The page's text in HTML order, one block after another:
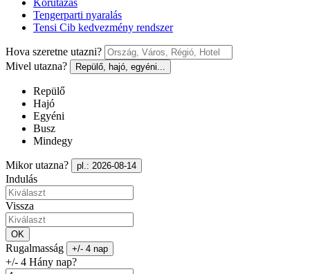
Körutazás
Tengerparti nyaralás
Tensi Cib kedvezmény rendszer
Hova szeretne utazni?
Mivel utazna?
Repülő, hajó, egyéni...
Repülő
Hajó
Egyéni
Busz
Mindegy
Mikor utazna? pl.: 2026-08-14
Indulás
Vissza
OK
Rugalmasság +/- 4 nap
+/- 4 Hány nap?